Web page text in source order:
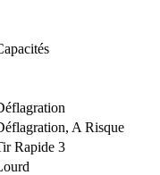
A Risque
Rapide 3